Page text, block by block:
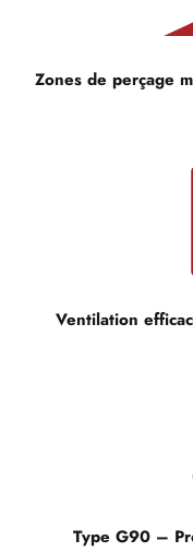
Zones de perçage
Ventilation
Type G90 –